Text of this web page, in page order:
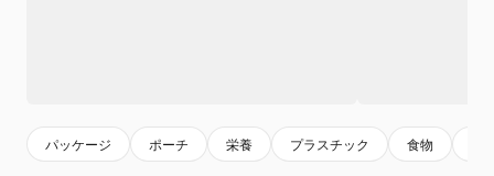
パッケージ ポーチ 栄養 プラスチック 食物